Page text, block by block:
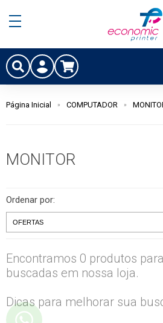
Página Inicial COMPUTADOR
MONITOR
Ordenar por:
Encontramos 0 produtos
buscadas em nossa loja.
Dicas para melhorar sua